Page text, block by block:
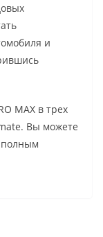
и
MAX в трех
Вы можете
полным